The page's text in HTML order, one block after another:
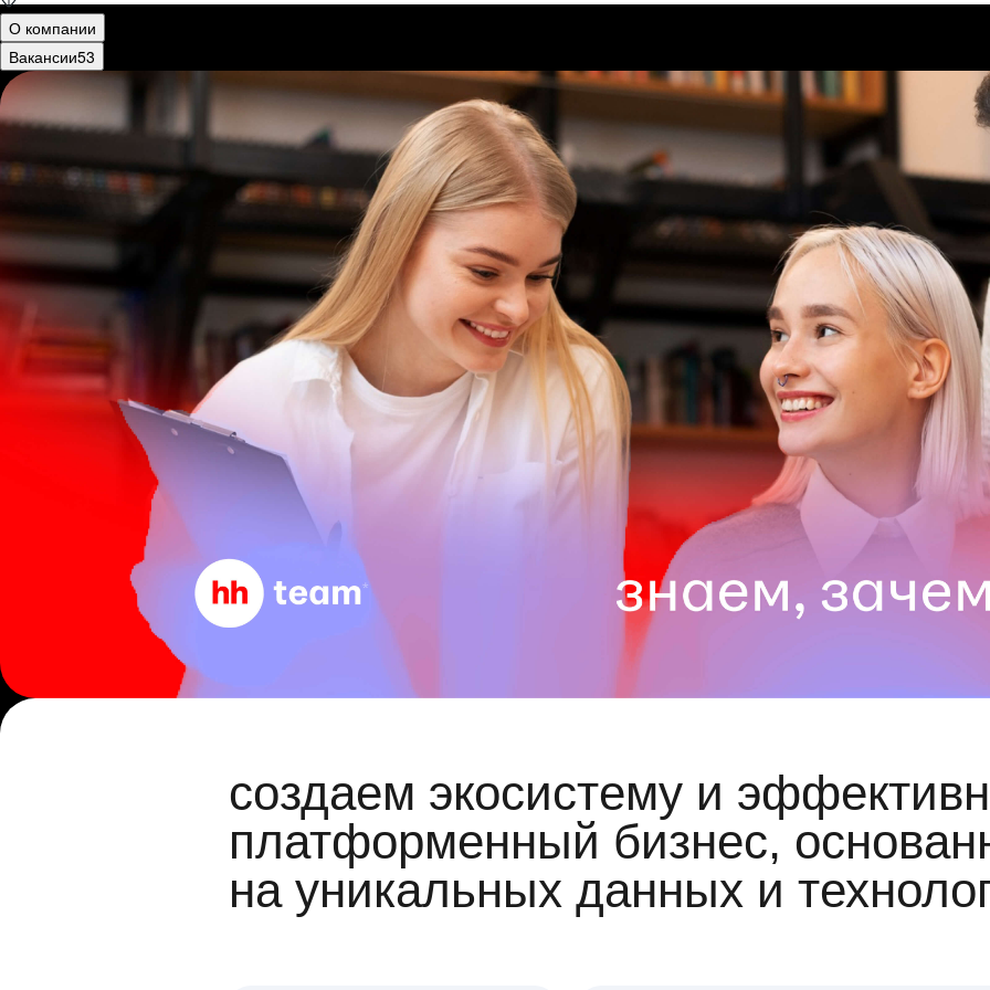
О компании
Вакансии53
создаем экосистему и
платформенный бизнес,
на уникальных данных и